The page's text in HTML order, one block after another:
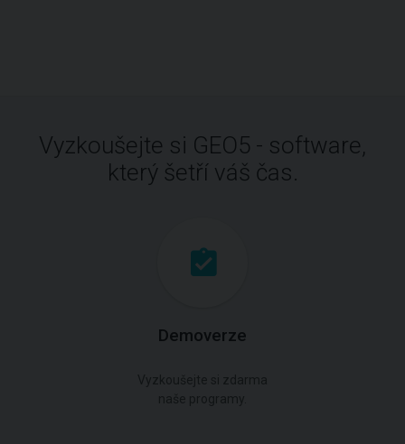
Vyzkoušejte si GEO5 - software,
který šetří váš čas.
Demoverze